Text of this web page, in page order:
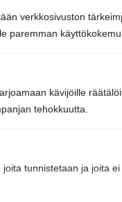
verkkosivuston
paremman
kävijöille
tehokkuutta.
tunnistetaan ja joita
mukaan.
Muuuntotie 3,